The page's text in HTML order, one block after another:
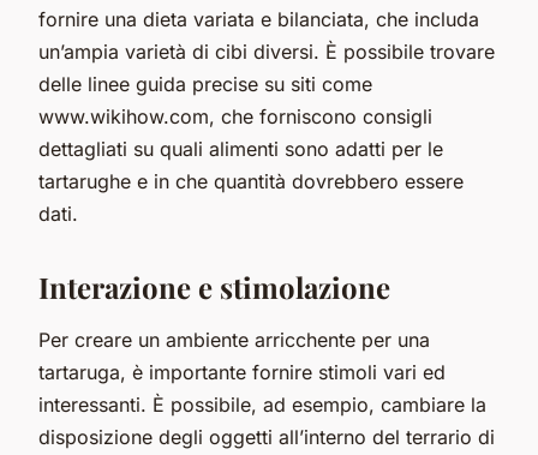
fornire una dieta variata e bilanciata, che includa
un’ampia varietà di cibi diversi. È possibile trovare
delle linee guida precise su siti come
www.wikihow.com, che forniscono consigli
dettagliati su quali alimenti sono adatti per le
tartarughe e in che quantità dovrebbero essere
dati.
Interazione e stimolazione
Per creare un ambiente arricchente per una
tartaruga, è importante fornire stimoli vari ed
interessanti. È possibile, ad esempio, cambiare la
disposizione degli oggetti all’interno del terrario di